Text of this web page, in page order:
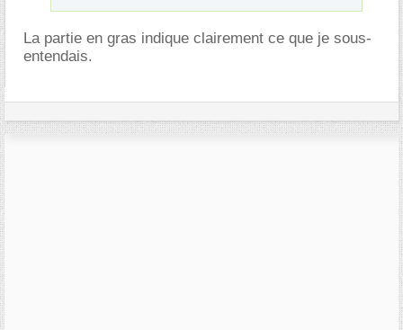
La partie en gras indique clairement ce que je sous-
entendais.